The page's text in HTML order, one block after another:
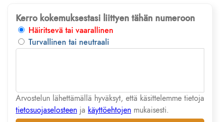
Kerro kokemuksestasi liittyen tähän numeroon
Häiritsevä tai vaarallinen
Turvallinen tai neutraali
Arvostelun lähettämällä hyväksyt, että käsittelemme tietoja
tietosuojaselosteen ja käyttöehtojen mukaisesti.